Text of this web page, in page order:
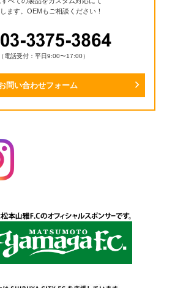
ます。OEMもご相談ください！
（電話受付：平日9:00〜17:00）
問い合わせフォーム